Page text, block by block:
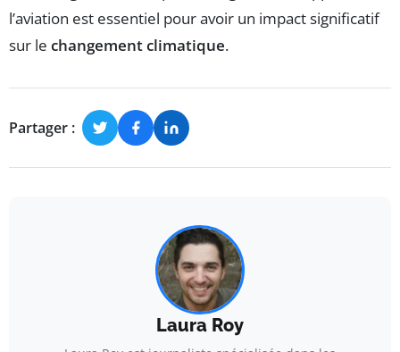
l’aviation est essentiel pour avoir un impact significatif
sur le changement climatique.
Partager :
Laura Roy